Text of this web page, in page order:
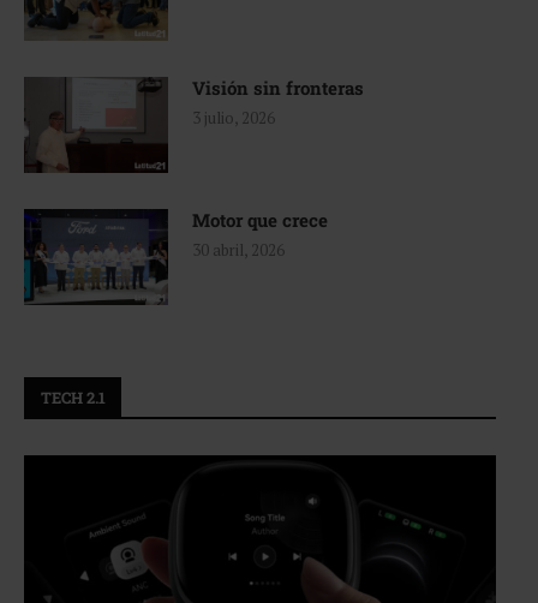
Visión sin fronteras
3 julio, 2026
Motor que crece
30 abril, 2026
TECH 2.1